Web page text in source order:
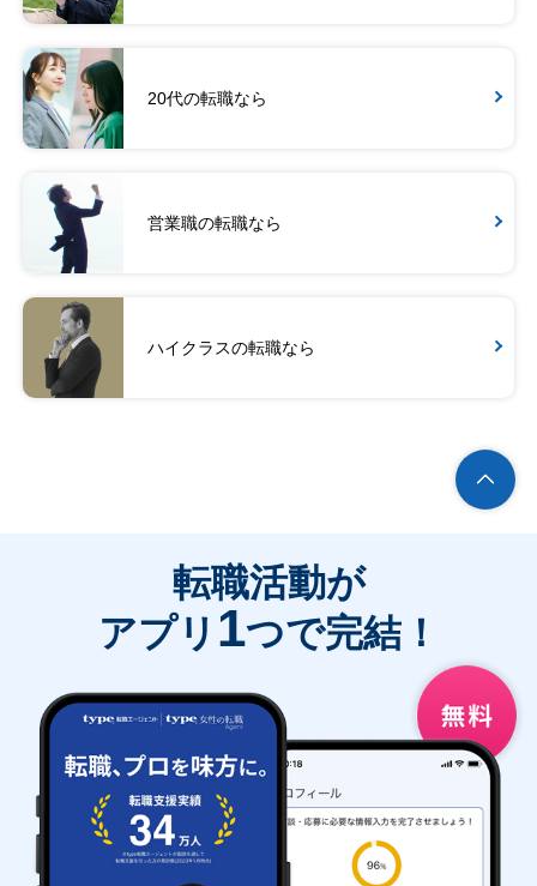
20代の転職なら
営業職の転職なら
ハイクラスの転職なら
転職活動が
アプリ 1つで完結！